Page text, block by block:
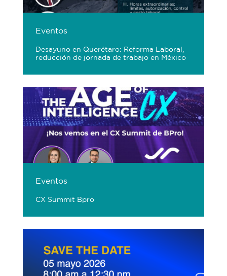
Eventos
Desayuno en Querétaro: Reforma Laboral,
reducción de jornada de trabajo en México
Eventos
CX Summit Bpro